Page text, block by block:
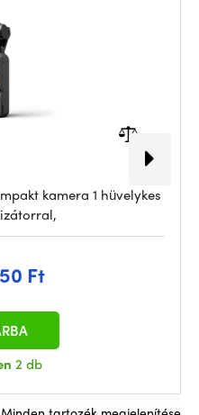
kamera 1 hüvelykes
Ft
2 db